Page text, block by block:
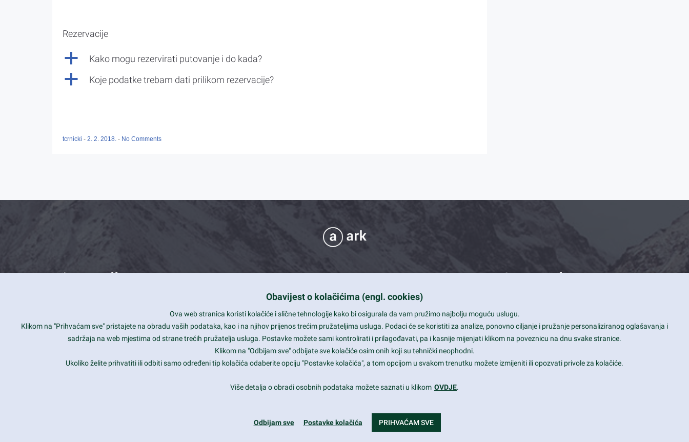
Rezervacije
a Kako mogu rezervirati putovanje i do kada?
a Koje podatke trebam dati prilikom rezervacije?
tcrnicki - 2. 2. 2018. - No Comments
What we offer
Is your website user friendly?
Ark offers weekly stunning designs.
Why our customers love Ark?
Smart and beautiful design
Unlimited Eelements
Mobile ready
Contact Info
View, CA 94043
+1 650-253-0000
Daily: 9:00 am - 6:00 pm
Obavijest o kolačićima (engl. cookies)
Ova web stranica koristi kolačiće i slične tehnologije kako bi osigurala da vam pružimo najbolju moguću uslugu.
Klikom na "Prihvaćam sve" pristajete na obradu vaših podataka, kao i na njihov prijenos trećim pružateljima usluga. Podaci će se koristiti za analize, ponovno ciljanje i pružanje personaliziranog oglašavanja i
sadržaja na web mjestima od strane trećih pružatelja usluga. Postavke možete sami kontrolirati i prilagođavati, pa i kasnije mijenjati klikom na poveznicu na dnu svake stranice.
Klikom na "Odbijam sve" odbijate sve kolačiće osim onih koji su tehnički neophodni.
Ukoliko želite prihvatiti ili odbiti samo određeni tip kolačića odaberite opciju "Postavke kolačića", a tom opcijom u svakom trenutku možete izmijeniti ili opozvati privole za kolačiće.
Više detalja o obradi osobnih podataka možete saznati u klikom OVDJE.
Odbijam sve Postavke kolačića PRIHVAĆAM SVE